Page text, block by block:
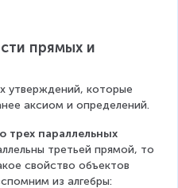
прямых и
утверждений, которые
аксиом и определений.
трех параллельных
третьей прямой, то
свойство объектов
из алгебры: